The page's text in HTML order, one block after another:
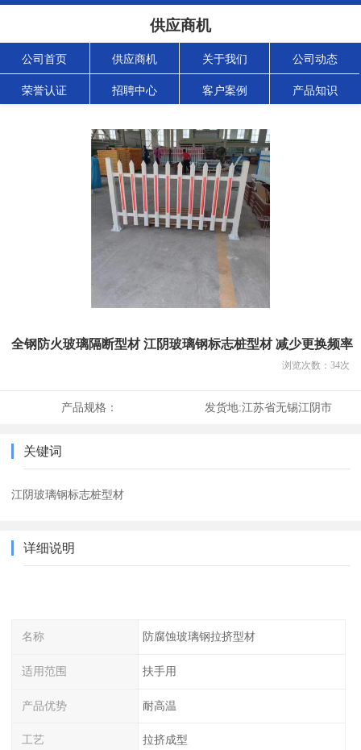
供应商机
公司首页 供应商机 关于我们 公司动态
荣誉认证 招聘中心 客户案例 产品知识
全钢防火玻璃隔断型材 江阴玻璃钢标志桩型材 减少更换频率
浏览次数： 34次
产品规格： 发货地:江苏省无锡江阴市
关键词
江阴玻璃钢标志桩型材
详细说明
名称 防腐蚀玻璃钢拉挤型材
适用范围 扶手用
产品优势 耐高温
工艺 拉挤成型